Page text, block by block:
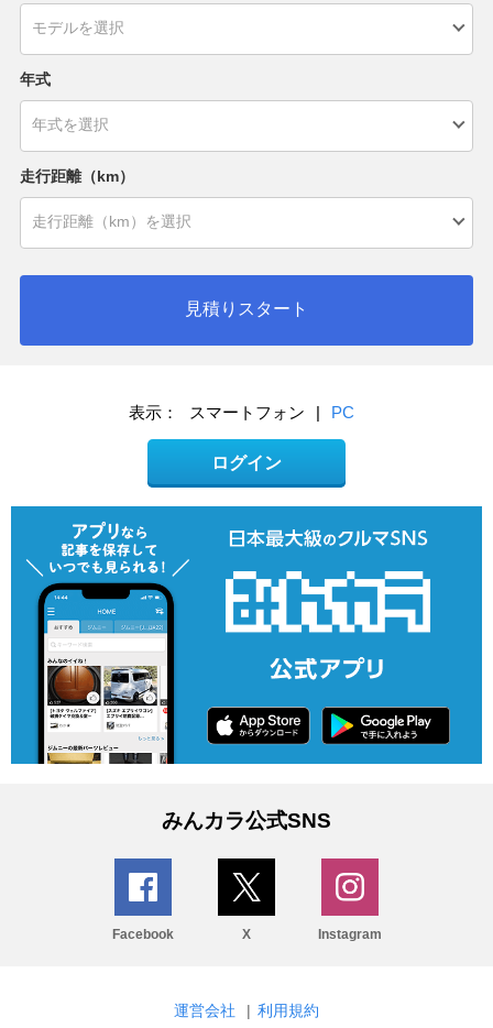
年式
走行距離（km）
見積りスタート
表示： スマートフォン | PC
ログイン
みんカラ公式SNS
Facebook X Instagram
運営会社 | 利用規約